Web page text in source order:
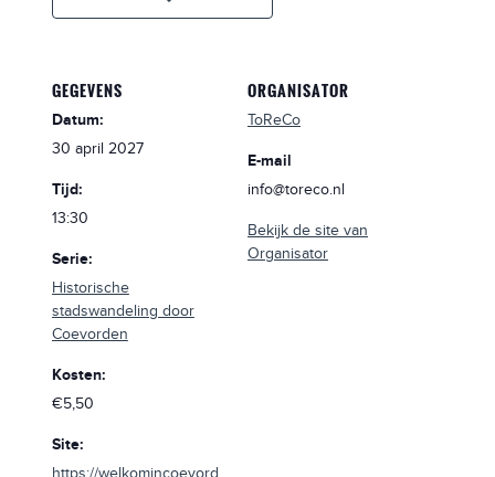
GEGEVENS
Datum:
30 april 2027
Tijd:
13:30
Serie:
Historische
stadswandeling door
Coevorden
Kosten:
€5,50
Site:
https://welkomincoevord
ORGANISATOR
ToReCo
E-mail
info@toreco.nl
Bekijk de site van
Organisator